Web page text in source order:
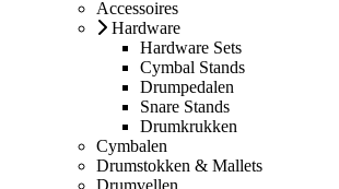
Accessoires
Hardware
Hardware Sets
Cymbal Stands
Drumpedalen
Snare Stands
Drumkrukken
Cymbalen
Drumstokken & Mallets
Drumvellen